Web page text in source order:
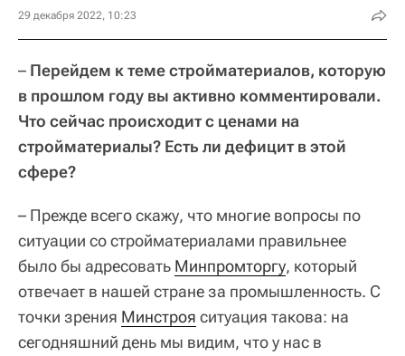
29 декабря 2022, 10:23
– Перейдем к теме стройматериалов, которую
в прошлом году вы активно комментировали.
Что сейчас происходит с ценами на
стройматериалы? Есть ли дефицит в этой
сфере?
– Прежде всего скажу, что многие вопросы по
ситуации со стройматериалами правильнее
было бы адресовать Минпромторгу, который
отвечает в нашей стране за промышленность. С
точки зрения Минстроя ситуация такова: на
сегодняшний день мы видим, что у нас в